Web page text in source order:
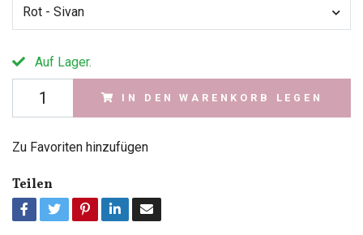
Rot - Sivan
Auf Lager.
IN DEN WARENKORB LEGEN
Zu Favoriten hinzufügen
Teilen